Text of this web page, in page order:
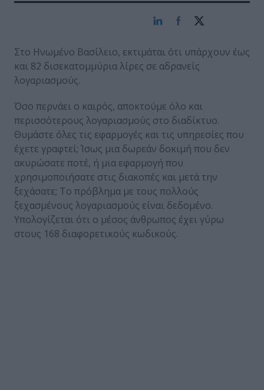
Στο Ηνωμένο Βασίλειο, εκτιμάται ότι υπάρχουν έως
και 82 δισεκατομμύρια λίρες σε αδρανείς
λογαριασμούς.
Όσο περνάει ο καιρός, αποκτούμε όλο και
περισσότερους λογαριασμούς στο διαδίκτυο.
Θυμάστε όλες τις εφαρμογές και τις υπηρεσίες που
έχετε γραφτεί; Ίσως μια δωρεάν δοκιμή που δεν
ακυρώσατε ποτέ, ή μια εφαρμογή που
χρησιμοποιήσατε στις διακοπές και μετά την
ξεχάσατε; Το πρόβλημα με τους πολλούς
ξεχασμένους λογαριασμούς είναι δεδομένο.
Υπολογίζεται ότι ο μέσος άνθρωπος έχει γύρω
στους 168 διαφορετικούς κωδικούς.